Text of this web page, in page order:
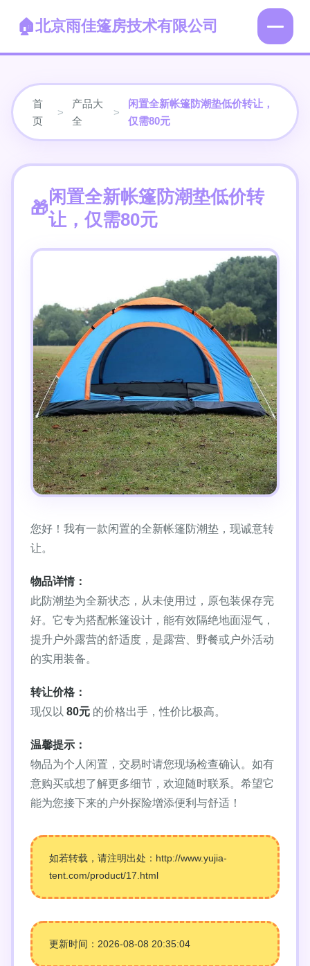
北京雨佳篷房技术有限公司
首
页
>
产品大
全
>
闲置全新帐篷防潮垫低价转让，
仅需80元
闲置全新帐篷防潮垫低价转
让，仅需80元
您好！我有一款闲置的全新帐篷防潮垫，现诚意转
让。
物品详情：
此防潮垫为全新状态，从未使用过，原包装保存完
好。它专为搭配帐篷设计，能有效隔绝地面湿气，
提升户外露营的舒适度，是露营、野餐或户外活动
的实用装备。
转让价格：
现仅以 80元 的价格出手，性价比极高。
温馨提示：
物品为个人闲置，交易时请您现场检查确认。如有
意购买或想了解更多细节，欢迎随时联系。希望它
能为您接下来的户外探险增添便利与舒适！
如若转载，请注明出处：http://www.yujia-
tent.com/product/17.html
更新时间：2026-08-08 20:35:04